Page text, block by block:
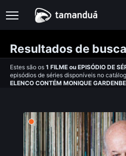
Resultados de busca
Estes são os 1 FILME ou EPISÓDIO DE
episódios de séries disponíveis no
ELENCO CONTÉM MONIQUE